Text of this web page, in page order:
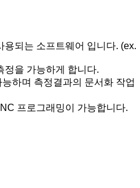
되는 소프트웨어 입니다. (ex.
정을 가능하게 합니다.
하며 측정결과의 문서화 작업
프로그래밍이 가능합니다.